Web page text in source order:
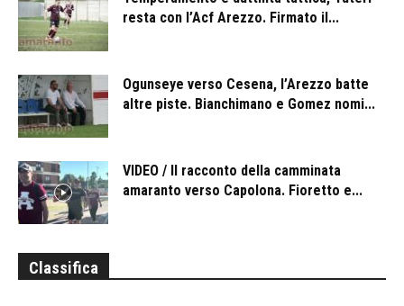
resta con l’Acf Arezzo. Firmato il...
Ogunseye verso Cesena, l’Arezzo batte
altre piste. Bianchimano e Gomez nomi...
VIDEO / Il racconto della camminata
amaranto verso Capolona. Fioretto e...
Classifica